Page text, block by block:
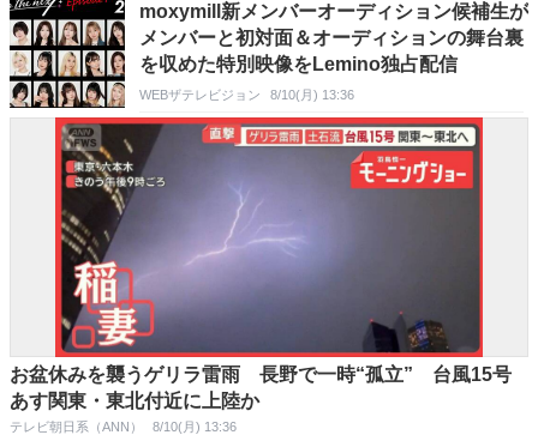
moxymill新メンバーオーディション候補生が
メンバーと初対面＆オーディションの舞台裏
を収めた特別映像をLemino独占配信
WEBザテレビジョン 8/10(月) 13:36
お盆休みを襲うゲリラ雷雨 長野で一時“孤立” 台風15号
あす関東・東北付近に上陸か
テレビ朝日系（ANN） 8/10(月) 13:36